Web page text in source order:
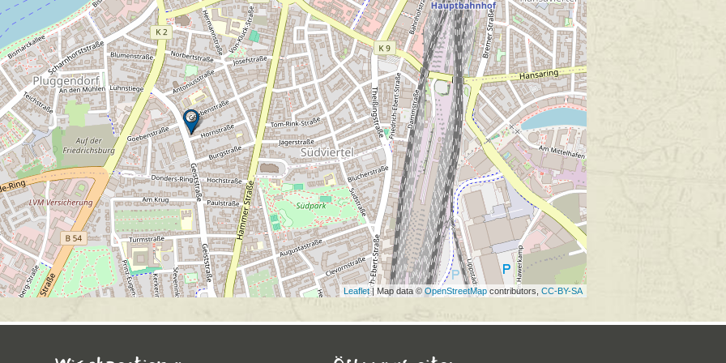
Leaflet| Map data © OpenStreetMap contributors, CC-BY-SA